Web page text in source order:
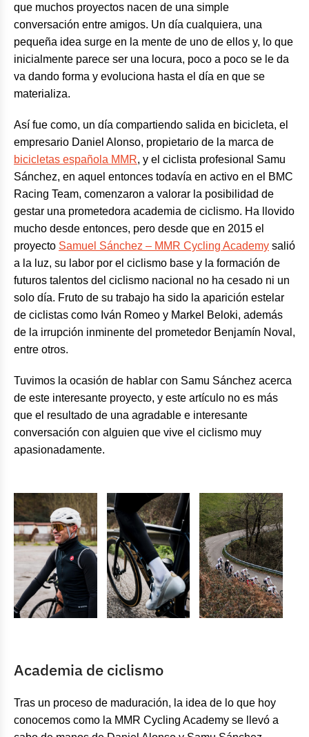
que muchos proyectos nacen de una simple
conversación entre amigos. Un día cualquiera, una
pequeña idea surge en la mente de uno de ellos y, lo que
inicialmente parece ser una locura, poco a poco se le da
va dando forma y evoluciona hasta el día en que se
materializa.
Así fue como, un día compartiendo salida en bicicleta, el
empresario Daniel Alonso, propietario de la marca de
bicicletas española MMR, y el ciclista profesional Samu
Sánchez, en aquel entonces todavía en activo en el BMC
Racing Team, comenzaron a valorar la posibilidad de
gestar una prometedora academia de ciclismo. Ha llovido
mucho desde entonces, pero desde que en 2015 el
proyecto Samuel Sánchez – MMR Cycling Academy salió
a la luz, su labor por el ciclismo base y la formación de
futuros talentos del ciclismo nacional no ha cesado ni un
solo día. Fruto de su trabajo ha sido la aparición estelar
de ciclistas como Iván Romeo y Markel Beloki, además
de la irrupción inminente del prometedor Benjamín Noval,
entre otros.
Tuvimos la ocasión de hablar con Samu Sánchez acerca
de este interesante proyecto, y este artículo no es más
que el resultado de una agradable e interesante
conversación con alguien que vive el ciclismo muy
apasionadamente.
Academia de ciclismo
Tras un proceso de maduración, la idea de lo que hoy
conocemos como la MMR Cycling Academy se llevó a